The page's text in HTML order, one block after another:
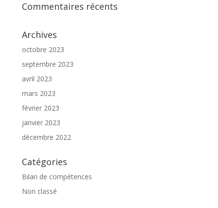
Commentaires récents
Archives
octobre 2023
septembre 2023
avril 2023
mars 2023
février 2023
janvier 2023
décembre 2022
Catégories
Bilan de compétences
Non classé